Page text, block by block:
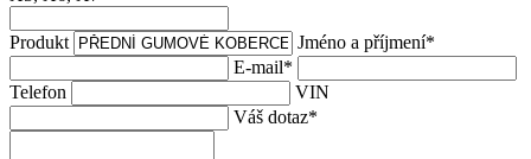
Produkt Jméno a příjmení*
E-mail*
Telefon
VIN
Váš dotaz*